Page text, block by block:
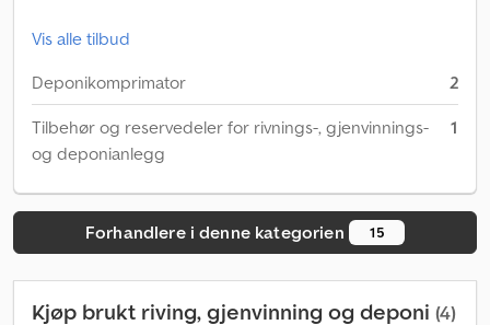
Vis alle tilbud
Deponikomprimator
2
Tilbehør og reservedeler for rivnings-, gjenvinnings-
og deponianlegg
1
Forhandlere i denne kategorien 15
Kjøp brukt riving, gjenvinning og deponi (4)